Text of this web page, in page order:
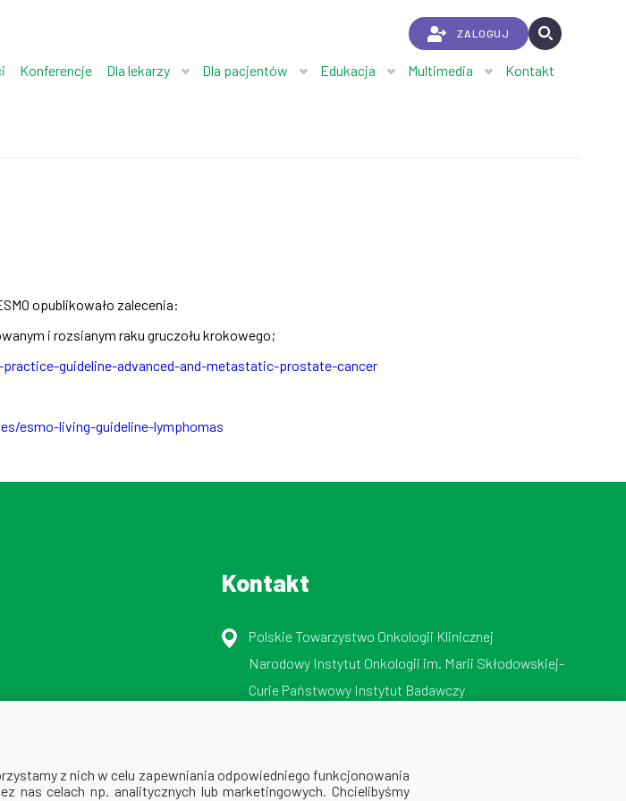
ZALOGUJ
Konferencje Dla lekarzy Dla pacjentów Edukacja Multimedia Kontakt
opublikowało zalecenia:
i rozsianym raku gruczołu krokowego;
guideline-advanced-and-metastatic-prostate-cancer
esmo-living-guideline-lymphomas
Kontakt
Polskie Towarzystwo Onkologii Klinicznej
Narodowy Instytut Onkologii im. Marii Skłodowskiej-
Curie Państwowy Instytut Badawczy
z nich w celu zapewniania odpowiedniego funkcjonowania
nas celach np. analitycznych lub marketingowych. Chcielibyśmy